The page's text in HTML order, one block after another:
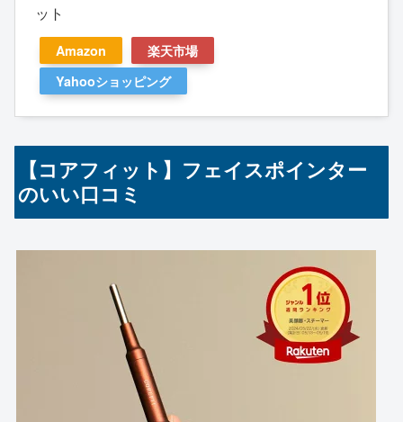
ット
Amazon
楽天市場
Yahooショッピング
【コアフィット】フェイスポインター
のいい口コミ